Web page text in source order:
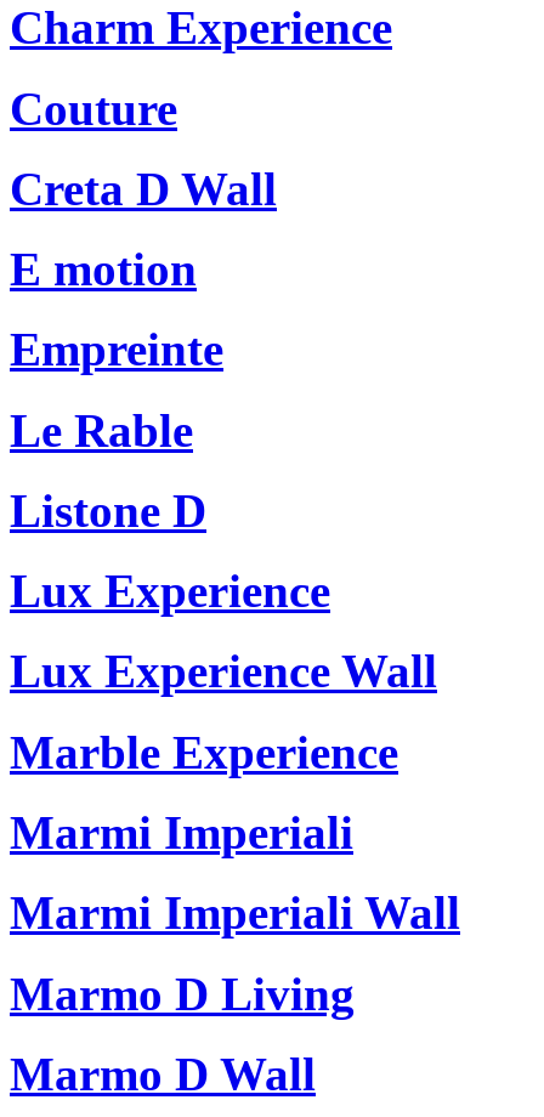
Charm Experience
Couture
Creta D Wall
E motion
Empreinte
Le Rable
Listone D
Lux Experience
Lux Experience Wall
Marble Experience
Marmi Imperiali
Marmi Imperiali Wall
Marmo D Living
Marmo D Wall